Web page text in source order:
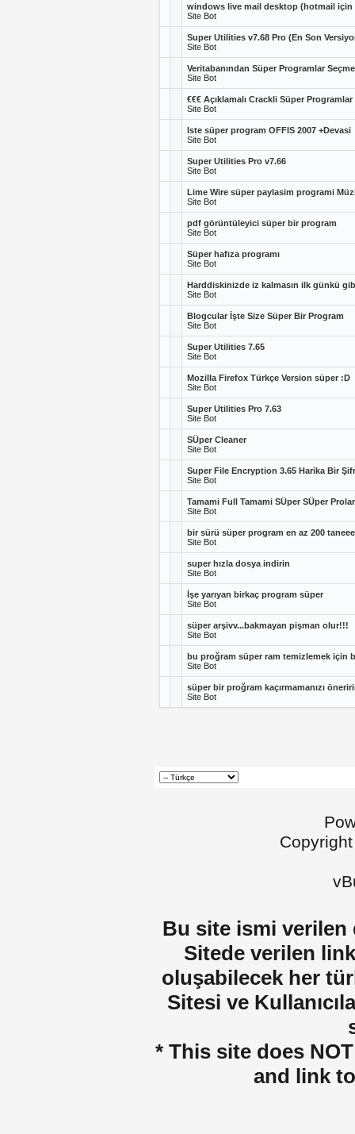
windows live mail desktop (hotmail için
Site Bot
Super Utilities v7.68 Pro (En Son
Site Bot
Veritabanından Süper Programlar
Site Bot
€€€ Açıklamalı Crackli Süper Programlar
Site Bot
Iste süper program OFFIS 2007 +Devasi
Site Bot
Super Utilities Pro v7.66
Site Bot
Lime Wire süper paylasim programi
Site Bot
pdf görüntüleyici süper bir program
Site Bot
Süper hafıza programı
Site Bot
Harddiskinizde iz kalmasın ilk günkü
Site Bot
Blogcular İşte Size Süper Bir Program
Site Bot
Super Utilities 7.65
Site Bot
Mozilla Firefox Türkçe Version süper :D
Site Bot
Super Utilities Pro 7.63
Site Bot
SÜper Cleaner
Site Bot
Super File Encryption 3.65 Harika Bir
Site Bot
Tamami Full Tamami SÜper SÜper
Site Bot
bir sürü süper program en az 200 taneee
Site Bot
super hızla dosya indirin
Site Bot
İşe yarıyan birkaç program süper
Site Bot
süper arşivv...bakmayan pişman olur!!!
Site Bot
bu proğram süper ram temizlemek için
Site Bot
süper bir proğram kaçırmamanızı
Site Bot
Bu site ismi verilen
Sitede verilen
oluşabilecek her
Sitesi ve
* This site does
and link